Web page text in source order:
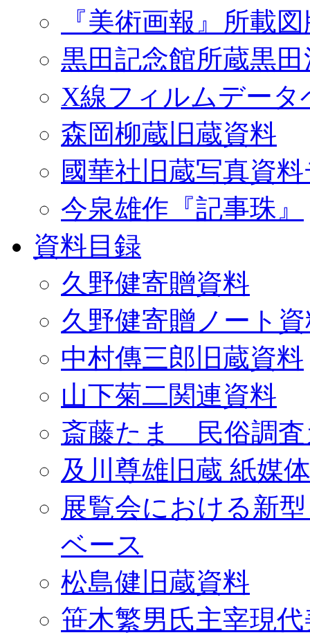
『美術画報』所載
黒田記念館所蔵黒
X線フィルムデータ
森岡柳蔵旧蔵資料
國華社旧蔵写真資
今泉雄作『記事珠』
資料目録
久野健寄贈資料
久野健寄贈ノート
中村傳三郎旧蔵資料
山下菊二関連資料
斎藤たま 民俗調査
及川尊雄旧蔵 紙媒
展覧会における新
ベース
松島健旧蔵資料
笹木繁男氏主宰現